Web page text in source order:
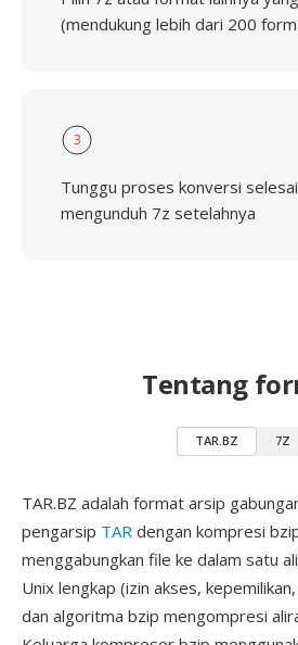
(mendukung lebih dari 200
3
Tunggu proses konversi
mengunduh 7z setelahnya
Tentang
TAR.BZ 7Z
TAR.BZ adalah format arsip
pengarsip TAR dengan kompresi
menggabungkan file ke dalam satu
Unix lengkap (izin akses,
dan algoritma bzip mengompresi